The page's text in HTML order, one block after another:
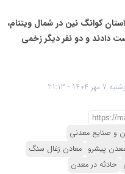
کوانگ نین در شمال ویتنام،
دادند و دو نفر دیگر زخمی
مهر 1404 - 21:13
و صنایع معدنی
پیشرو معادن زغال سنگ
حادثه در معدن